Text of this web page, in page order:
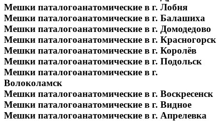
Мешки паталогоанатомические в г. Лобня
Мешки паталогоанатомические в г. Балашиха
Мешки паталогоанатомические в г. Домодедово
Мешки паталогоанатомические в г. Красногорск
Мешки паталогоанатомические в г. Королёв
Мешки паталогоанатомические в г. Подольск
Мешки паталогоанатомические в г.
Волоколамск
Мешки паталогоанатомические в г. Воскресенск
Мешки паталогоанатомические в г. Видное
Мешки паталогоанатомические в г. Апрелевка